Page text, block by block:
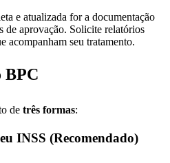
e atualizada for a documentação
de aprovação. Solicite relatórios
acompanham seu tratamento.
BPC
de três formas:
INSS (Recomendado)